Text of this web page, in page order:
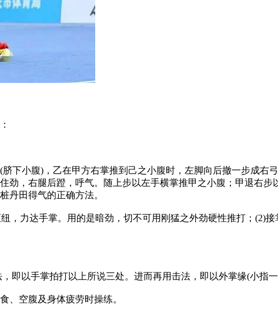
小腹)，乙在甲方右掌推到己之小腹时，左脚向后撤一步成右
劲，右腿后蹬，呼气。随上步以左手横掌推甲之小腹；甲退右
丹田得气的正确方法。
力达手掌。用的是暗劲，切不可用刚猛之外劲硬性推打；(2)接
以手掌拍打以上所说三处。进而再用击法，即以外掌缘(小指一
空腹及身体疲劳时操练。